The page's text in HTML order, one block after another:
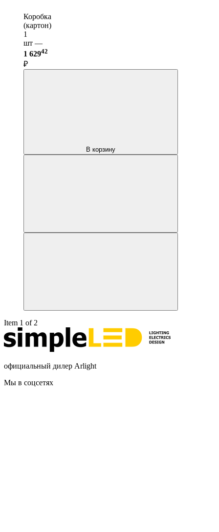
Коробка
(картон)
1
шт —
1 62942
₽
В корзину
Item 1 of 2
официальный дилер Arlight
Мы в соцсетях